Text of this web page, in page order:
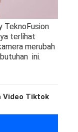
TeknoFusion
terlihat
merubah
ini.
Video Tiktok